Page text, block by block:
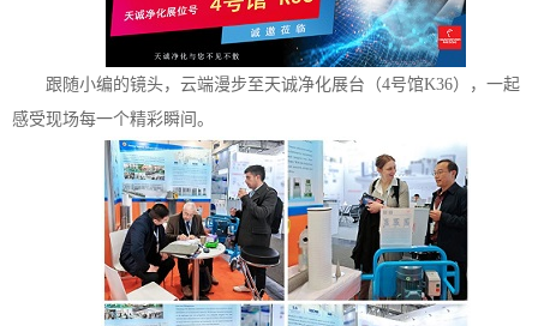
跟随小编的镜头，云端漫步至天诚净化展台（4号馆K36），一起
感受现场每一个精彩瞬间。